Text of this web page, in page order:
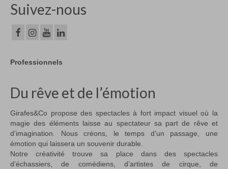
Suivez-nous
Professionnels
Du rêve et de l’émotion
Girafes&Co propose des spectacles à fort impact visuel où la
magie des éléments laisse au spectateur sa part de rêve et
d’imagination. Nous créons, le temps d’un passage, une
émotion qui laissera un souvenir durable.
Notre créativité trouve sa place dans des spectacles
d’échassiers, de comédiens, d’artistes de cirque, de